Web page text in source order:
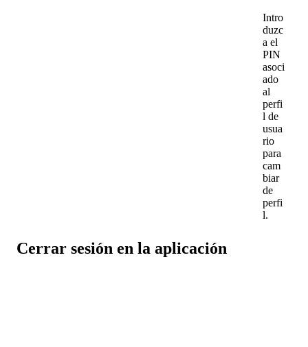
Intro
duzc
a el
PIN
asoci
ado
al
perfi
l de
usua
rio
para
cam
biar
de
perfi
l.
Cerrar sesión en la aplicación